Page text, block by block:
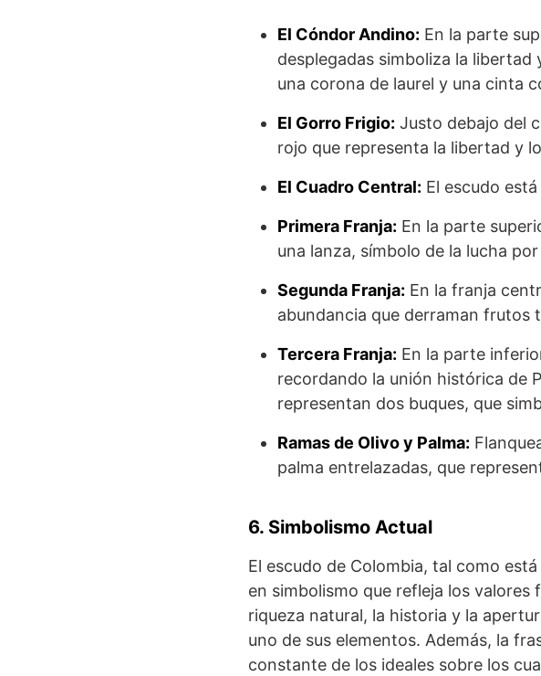
El Cóndor Andino: En la parte
desplegadas simboliza la libertad
una corona de laurel y una cinta
El Gorro Frigio: Justo debajo del
rojo que representa la libertad y
El Cuadro Central: El escudo
Primera Franja: En la parte
una lanza, símbolo de la lucha
Segunda Franja: En la franja
abundancia que derraman frutos
Tercera Franja: En la parte
recordando la unión histórica de
representan dos buques, que
Ramas de Olivo y Palma:
palma entrelazadas, que
6. Simbolismo Actual
El escudo de Colombia, tal como
en simbolismo que refleja los valores
riqueza natural, la historia y la
uno de sus elementos. Además, la
constante de los ideales sobre los